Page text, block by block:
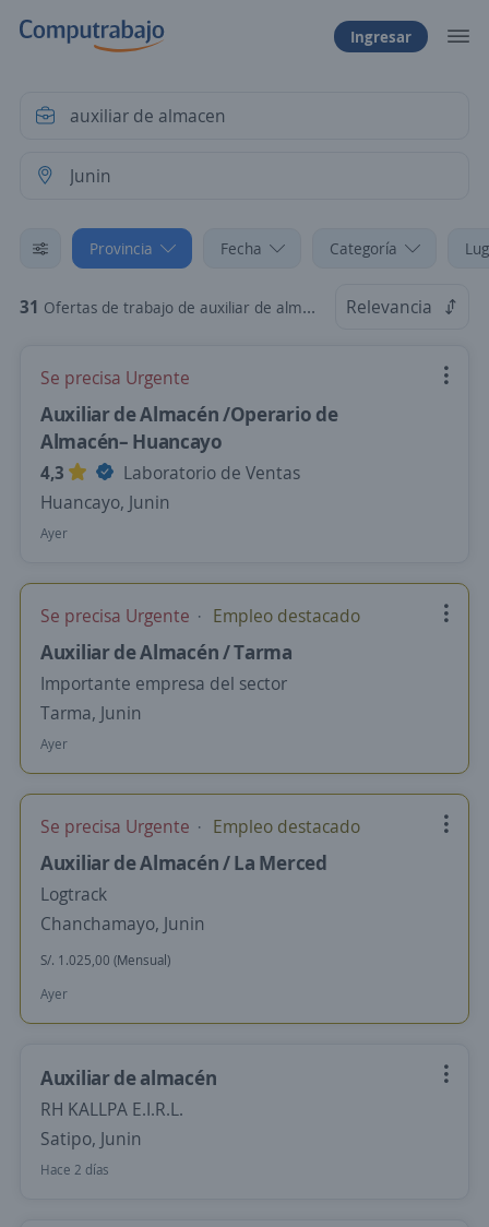
Ingresar
Provincia Fecha Categoría
31 Ofertas de trabajo de auxiliar de almacen en Junin Relevancia
Se precisa Urgente
Auxiliar de Almacén /Operario de
Almacén– Huancayo
4,3
Laboratorio de Ventas
Huancayo, Junin
Ayer
Se precisa Urgente Empleo destacado
Auxiliar de Almacén / Tarma
Importante empresa del sector
Tarma, Junin
Ayer
Se precisa Urgente Empleo destacado
Auxiliar de Almacén / La Merced
Logtrack
Chanchamayo, Junin
S/. 1.025,00 (Mensual)
Ayer
Auxiliar de almacén
RH KALLPA E.I.R.L.
Satipo, Junin
Hace 2 días